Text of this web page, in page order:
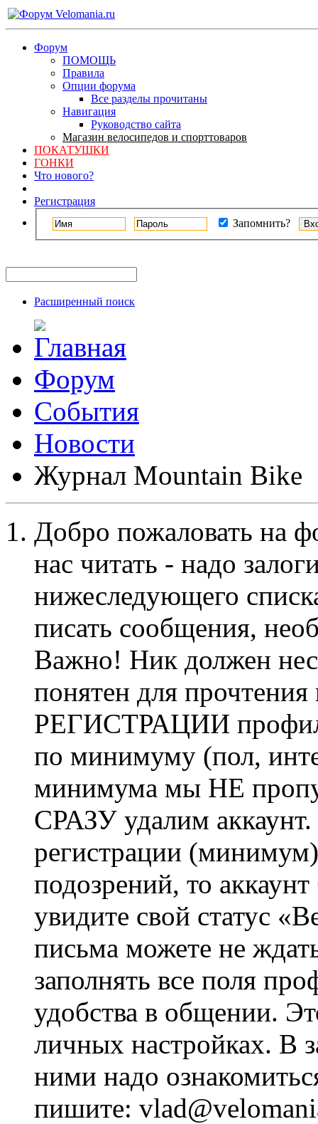
Форум
ПОМОЩЬ
Правила
Опции форума
Все разделы прочитаны
Навигация
Руководство сайта
Магазин велосипедов и спорттоваров
ПОКАТУШКИ
ГОНКИ
Что нового?
Регистрация
Запомнить?
Расширенный поиск
Форум
События
Новости
Журнал Mountain Bike
Добро пожаловать на
нас читать - надо
нижеследующего
писать сообщения,
Важно! Ник должен
понятен для
РЕГИСТРАЦИИ профиль
по минимуму (пол,
минимума мы НЕ
СРАЗУ удалим
регистрации
подозрений, то
увидите свой статус
письма можете не
заполнять все поля
удобства в общении.
личных настройках. В
ними надо
пишите: